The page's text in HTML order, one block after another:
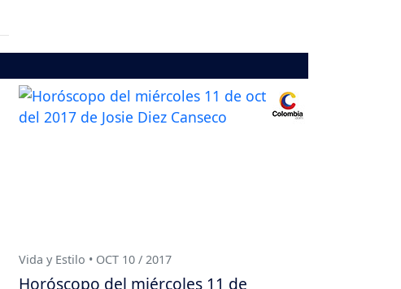
Vida y Estilo • OCT 10 / 2017
Horóscopo del miércoles 11 de